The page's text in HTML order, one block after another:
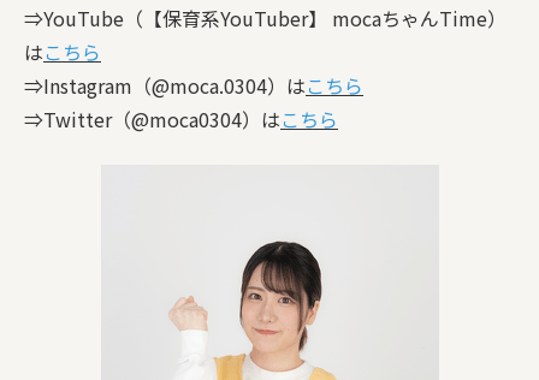
⇒YouTube（【保育系YouTuber】 mocaちゃんTime）
はこちら
⇒Instagram（@moca.0304）はこちら
⇒Twitter（@moca0304）はこちら